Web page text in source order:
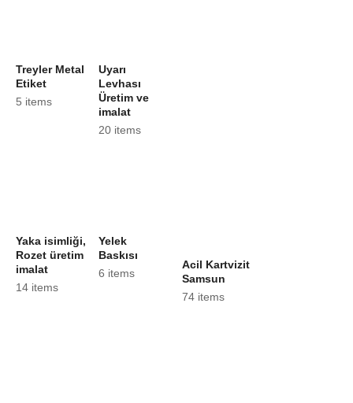
Treyler Metal
Etiket
5 items
Uyarı
Levhası
Üretim ve
imalat
20 items
Yaka isimliği,
Rozet üretim
imalat
14 items
Yelek
Baskısı
6 items
Acil Kartvizit
Samsun
74 items